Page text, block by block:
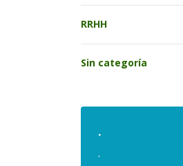
RRHH
Sin categoría
.
.